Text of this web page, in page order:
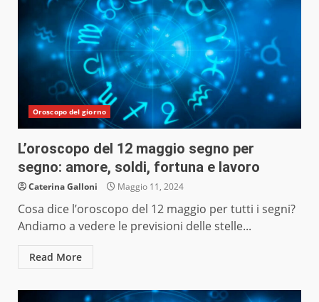
Oroscopo del giorno
L’oroscopo del 12 maggio segno per
segno: amore, soldi, fortuna e lavoro
Caterina Galloni Maggio 11, 2024
Cosa dice l’oroscopo del 12 maggio per tutti i segni?
Andiamo a vedere le previsioni delle stelle...
Read More